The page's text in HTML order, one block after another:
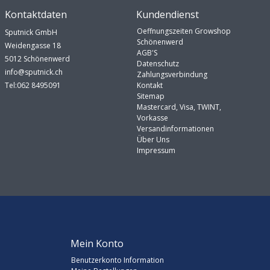
Kontaktdaten
Sputnick GmbH
Weidengasse 18
5012 Schönenwerd
info@sputnick.ch
Tel:062 8495091
Kundendienst
Oeffnungszeiten Growshop
Schönenwerd
AGB'S
Datenschutz
Zahlungsverbindung
Kontakt
Sitemap
Mastercard, Visa, TWINT,
Vorkasse
Versandinformationen
Über Uns
Impressum
Mein Konto
Benutzerkonto Information